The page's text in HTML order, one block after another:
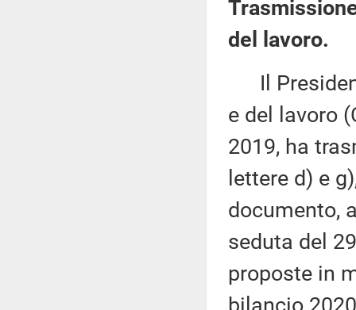
del lavoro.
Il
e del lavoro
2019, ha
lettere d) e
documento,
seduta del
proposte in